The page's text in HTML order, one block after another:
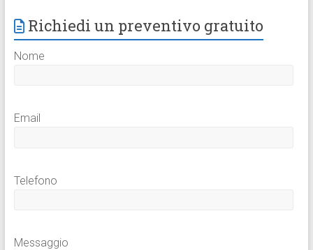
Richiedi un preventivo gratuito
Nome
Email
Telefono
Messaggio